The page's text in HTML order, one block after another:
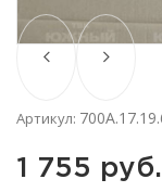
Артикул:
1 755 руб.